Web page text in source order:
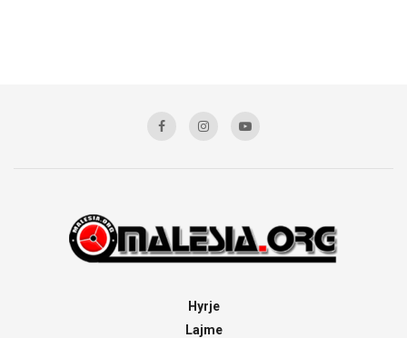
Hyrje
Lajme